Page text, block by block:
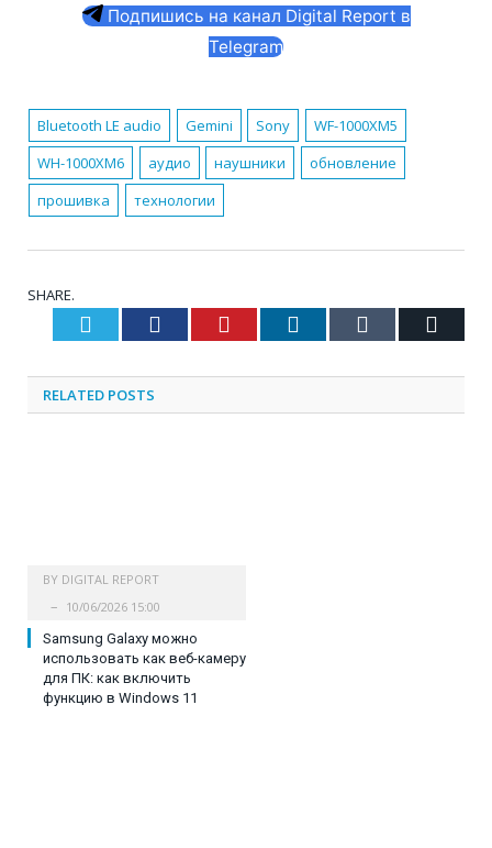
Подпишись на канал Digital Report в
Telegram
Bluetooth LE audio Gemini Sony
WF-1000XM5
WH-1000XM6
аудио наушники
обновление
прошивка
технологии
SHARE.
Twitter Facebook Pinterest LinkedIn Tumblr
RELATED POSTS
BY DIGITAL REPORT
10/06/2026 15:00
Samsung Galaxy можно
использовать как веб-камеру
для ПК: как включить
функцию в Windows 11